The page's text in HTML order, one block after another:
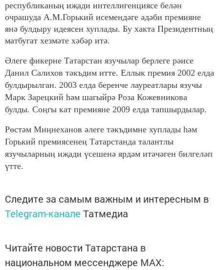
республиканың иҗади интеллигенциясе белән
очрашуда А.М.Горький исемендәге әдәби премияне
янә булдыру идеясен хуплады. Бу хакта Президентның
матбугат хезмәте хәбәр итә.
Әлеге фикерне Татарстан язучылар берлеге рәисе
Данил Салихов тәкъдим итте. Еллык премия 2002 елда
булдырылган. 2003 елда беренче лауреатлары язучы
Марк Зарецкий һәм шагыйрә Роза Кожевникова
булды. Соңгы кат премияне 2009 елда тапшырдылар.
Рөстәм Миңнеханов әлеге тәкъдимне хуплады һәм
Горький премиясенең Татарстанда талантлы
язучыларның иҗади үсешенә ярдәм итәчәген билгеләп
үтте.
Следите за самым важным и интересным в
Telegram-канале Татмедиа
Читайте новости Татарстана в
национальном мессенджере MАХ: